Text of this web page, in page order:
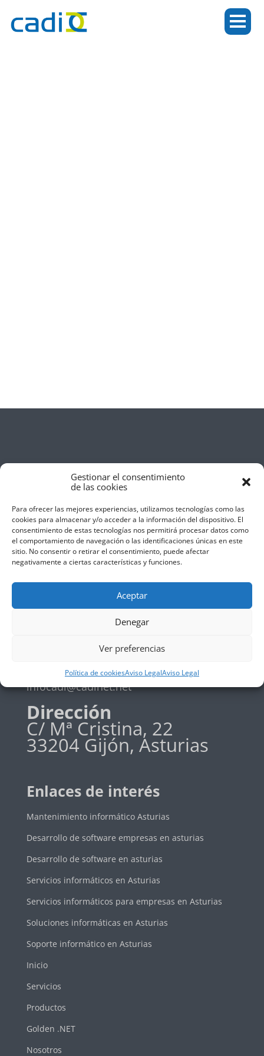
Gestionar el consentimiento
de las cookies
Para ofrecer las mejores experiencias, utilizamos tecnologías como las
cookies para almacenar y/o acceder a la información del dispositivo. El
consentimiento de estas tecnologías nos permitirá procesar datos como
el comportamiento de navegación o las identificaciones únicas en este
sitio. No consentir o retirar el consentimiento, puede afectar
negativamente a ciertas características y funciones.
Aceptar
Denegar
Ver preferencias
Política de cookiesAviso LegalAviso Legal
Aviso Legal
Política de privadidad
Política de cookies
Email
infocadi@cadinet.net
Dirección
C/ Mª Cristina, 22
33204 Gijón, Asturias
Enlaces de interés
Mantenimiento informático Asturias
Desarrollo de software empresas en asturias
Desarrollo de software en asturias
Servicios informáticos en Asturias
Servicios informáticos para empresas en Asturias
Soluciones informáticas en Asturias
Soporte informático en Asturias
Inicio
Servicios
Productos
Golden .NET
Nosotros